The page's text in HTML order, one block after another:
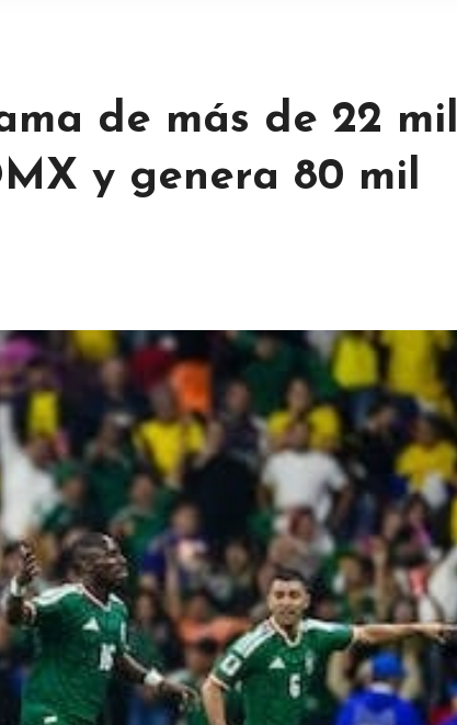
de más de 22 mil
y genera 80 mil